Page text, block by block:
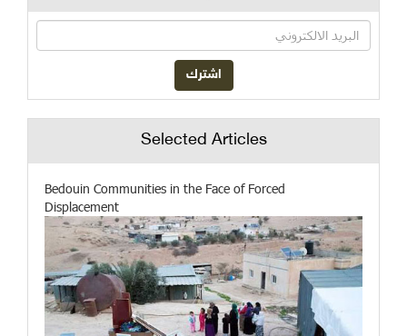
Selected Articles
Bedouin Communities in the Face of Forced
Displacement